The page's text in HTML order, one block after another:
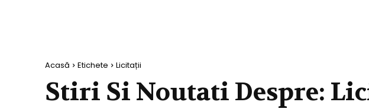
Acasă Etichete Licitații
Stiri Si Noutati Despre: